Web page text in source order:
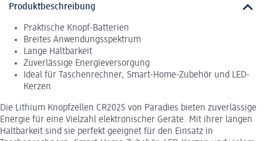
Produktbeschreibung
Praktische Knopf-Batterien
Breites Anwendungsspektrum
Lange Haltbarkeit
Zuverlässige Energieversorgung
Ideal für Taschenrechner, Smart-Home-Zubehör und LED-
Kerzen
Die Lithium Knopfzellen CR2025 von Paradies bieten zuverlässige
Energie für eine Vielzahl elektronischer Geräte. Mit ihrer langen
Haltbarkeit sind sie perfekt geeignet für den Einsatz in